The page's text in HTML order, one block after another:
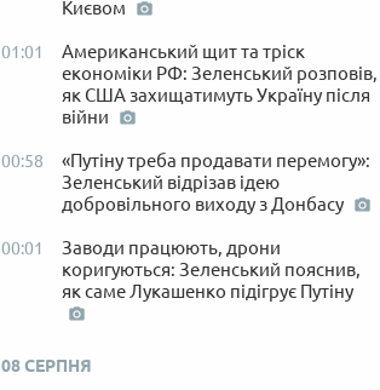
Києвом
01:01
Американський щит та тріск
економіки РФ: Зеленський розповів,
як США захищатимуть Україну після
війни
00:58
«Путіну треба продавати перемогу»:
Зеленський відрізав ідею
добровільного виходу з Донбасу
00:01
Заводи працюють, дрони
коригуються: Зеленський пояснив,
як саме Лукашенко підігрує Путіну
08 СЕРПНЯ